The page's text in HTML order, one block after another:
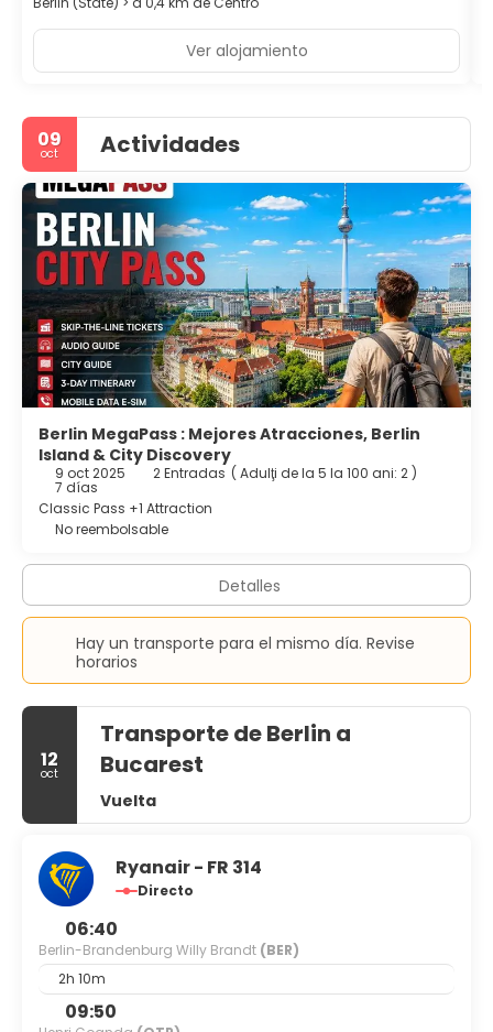
Ver alojamiento
09
oct Actividades
Berlin MegaPass : Mejores Atracciones, Berlin
Island & City Discovery
9 oct 2025 2 Entradas ( Adulţi de la 5 la 100 ani: 2 )
7 días
Classic Pass +1 Attraction
No reembolsable
Detalles
Hay un transporte para el mismo día. Revise
horarios
12
oct
Transporte de Berlin a
Bucarest
Vuelta
Ryanair - FR 314
Directo
06:40
Berlin-Brandenburg Willy Brandt (BER)
2h 10m
09:50